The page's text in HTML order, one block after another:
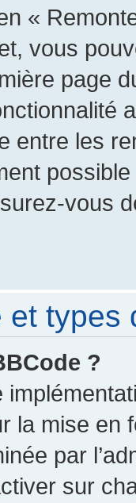
«
vous
page
entre les
vous
et types
?
la mise en
par
sur